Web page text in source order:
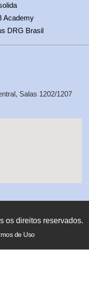
Academy
DRG Brasil
Salas 1202/1207
os direitos reservados.
de Uso